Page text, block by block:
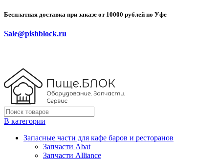
Бесплатная доставка при заказе от 10000 рублей по Уфе
Sale@pishblock.ru
В категории
Запасные части для кафе баров и ресторанов
Запчасти Abat
Запчасти Alliance